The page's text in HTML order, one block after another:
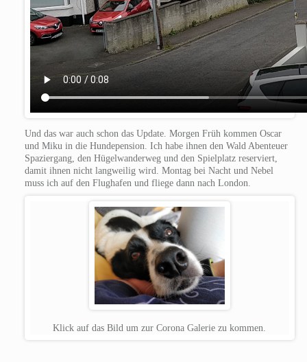
Und das war auch schon das Update. Morgen Früh kommen Oscar
und Miku in die Hundepension. Ich habe ihnen den Wald Abenteuer
Spaziergang, den Hügelwanderweg und den Spielplatz reserviert,
damit ihnen nicht langweilig wird. Montag bei Nacht und Nebel
muss ich auf den Flughafen und fliege dann nach London.
Klick auf das Bild um zur Corona Galerie zu kommen.